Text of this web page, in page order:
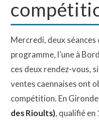
Mercredi, deux
programme, l’une à
ces deux rendez-vous,
ventes caennaises ont
compétition. En
des Rioults), qualifié en